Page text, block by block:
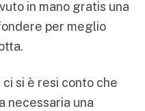
in mano gratis una
per meglio
si è resi conto che
necessaria una